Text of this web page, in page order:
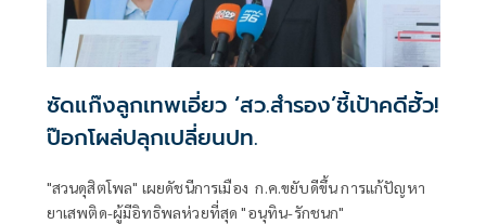
ซัดแก๊งลูกเทพเอี่ยว ‘สว.สำรอง’ชี้เป้าคดีฮั้ว!
ป๊อกโผล่ปลุกเปลี่ยนปท.
"สวนดุสิตโพล" เผยดัชนีการเมือง ก.ค.ขยับดีขึ้น การแก้ปัญหา
ยาเสพติด-ผู้มีอิทธิพลห่วยที่สุด "อนุทิน-รักชนก"